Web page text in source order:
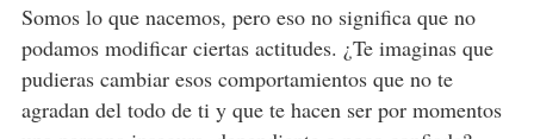
Somos lo que nacemos, pero eso no significa que no
podamos modificar ciertas actitudes. ¿Te imaginas que
pudieras cambiar esos comportamientos que no te
agradan del todo de ti y que te hacen ser por momentos